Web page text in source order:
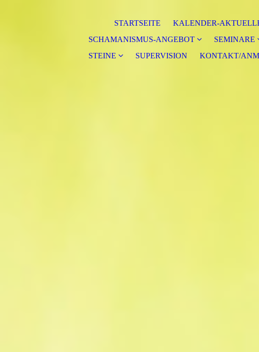
STARTSEITE KALENDER-
SCHAMANISMUS-ANGEBOT
SEMINARE
STEINE
SUPERVISION KONTAKT/